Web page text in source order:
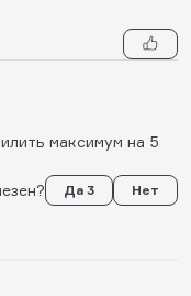
максимум на 5
Да 3 Нет